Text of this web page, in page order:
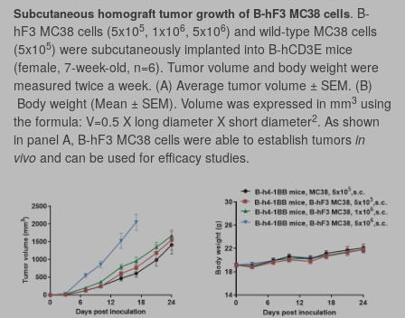
Subcutaneous homograft tumor growth of B-hF3 MC38 cells. B-
hF3 MC38 cells (5x105, 1x106, 5x106) and wild-type MC38 cells
(5x105) were subcutaneously implanted into B-hCD3E mice
(female, 7-week-old, n=6). Tumor volume and body weight were
measured twice a week. (A) Average tumor volume ± SEM. (B)
Body weight (Mean ± SEM). Volume was expressed in mm3 using
the formula: V=0.5 X long diameter X short diameter2. As shown
in panel A, B-hF3 MC38 cells were able to establish tumors in
vivo and can be used for efficacy studies.